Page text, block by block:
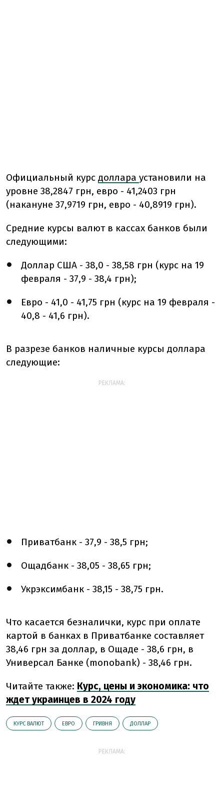
Официальный курс доллара установили на
уровне 38,2847 грн, евро - 41,2403 грн
(накануне 37,9719 грн, евро - 40,8919 грн).
Средние курсы валют в кассах банков были
следующими:
Доллар США - 38,0 - 38,58 грн (курс на 19
февраля - 37,9 - 38,4 грн);
Евро - 41,0 - 41,75 грн (курс на 19 февраля -
40,8 - 41,6 грн).
В разрезе банков наличные курсы доллара
следующие:
РЕКЛАМА:
Приватбанк - 37,9 - 38,5 грн;
Ощадбанк - 38,05 - 38,65 грн;
Укрэксимбанк - 38,15 - 38,75 грн.
Что касается безналички, курс при оплате
картой в банках в Приватбанке составляет
38,46 грн за доллар, в Ощаде - 38,6 грн, в
Универсал Банке (monobank) - 38,46 грн.
Читайте также: Курс, цены и экономика: что
ждет украинцев в 2024 году
КУРС ВАЛЮТ ЕВРО ГРИВНЯ ДОЛЛАР
РЕКЛАМА: